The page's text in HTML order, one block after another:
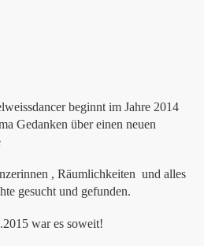
beginnt im Jahre 2014
Gedanken über einen neuen
, Räumlichkeiten und alles
gesucht und gefunden.
war es soweit!